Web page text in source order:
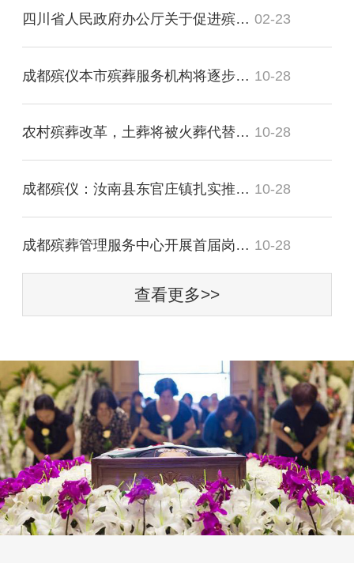
四川省人民政府办公厅关于促进殡葬事业 02-23
成都殡仪本市殡葬服务机构将逐步开放守 10-28
农村殡葬改革，土葬将被火葬代替，两者 10-28
成都殡仪：汝南县东官庄镇扎实推进殡葬 10-28
成都殡葬管理服务中心开展首届岗位“大 10-28
查看更多>>